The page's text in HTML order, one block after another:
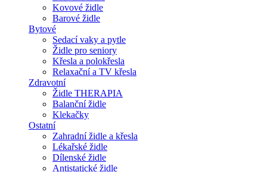
Kovové židle
Barové židle
Bytové
Sedací vaky a pytle
Židle pro seniory
Křesla a polokřesla
Relaxační a TV křesla
Zdravotní
Židle THERAPIA
Balanční židle
Klekačky
Ostatní
Zahradní židle a křesla
Lékařské židle
Dílenské židle
Antistatické židle